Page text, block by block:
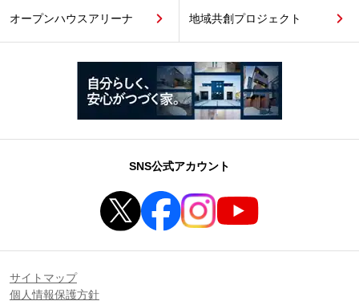
オープンハウスアリーナ 地域共創プロジェクト
SNS公式アカウント
サイトマップ
個人情報保護方針